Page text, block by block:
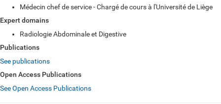
Médecin chef de service - Chargé de cours à l'Université de Liège
Expert domains
Radiologie Abdominale et Digestive
Publications
See publications
Open Access Publications
See Open Access Publications